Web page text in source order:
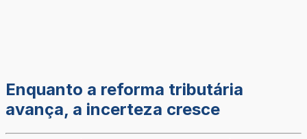
Enquanto a reforma tributária
avança, a incerteza cresce